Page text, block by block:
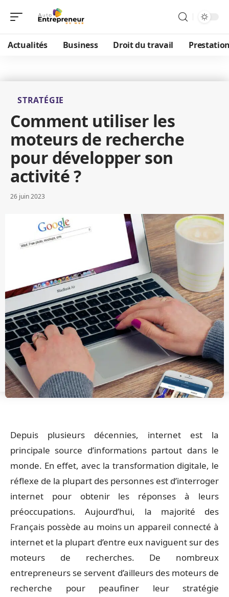
Actualités Business Droit du travail
STRATÉGIE
Comment utiliser les
moteurs de recherche
pour développer son
activité ?
26 juin 2023
Depuis plusieurs décennies, internet est la
principale source d’informations partout dans le
monde. En effet, avec la transformation digitale, le
réflexe de la plupart des personnes est d’interroger
internet pour obtenir les réponses à leurs
préoccupations. Aujourd’hui, la majorité des
Français possède au moins un appareil connecté à
internet et la plupart d’entre eux naviguent sur des
moteurs de recherches. De nombreux
entrepreneurs se servent d’ailleurs des moteurs de
recherche pour peaufiner leur stratégie